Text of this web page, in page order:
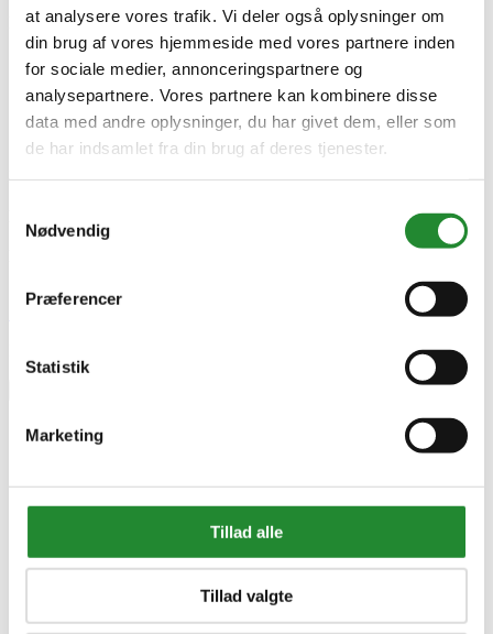
at analysere vores trafik. Vi deler også oplysninger om
din brug af vores hjemmeside med vores partnere inden
for sociale medier, annonceringspartnere og
analysepartnere. Vores partnere kan kombinere disse
data med andre oplysninger, du har givet dem, eller som
de har indsamlet fra din brug af deres tjenester.
Nødvendig
Præferencer
Statistik
Marketing
Tillad alle
Tillad valgte
Producent information
JELD-WEN Danmark A/S
Nystedvej 2, 7400 Herning
https://www.swedoor.dk/
Specifikke referencer
Lev. varenr.
5700470130560